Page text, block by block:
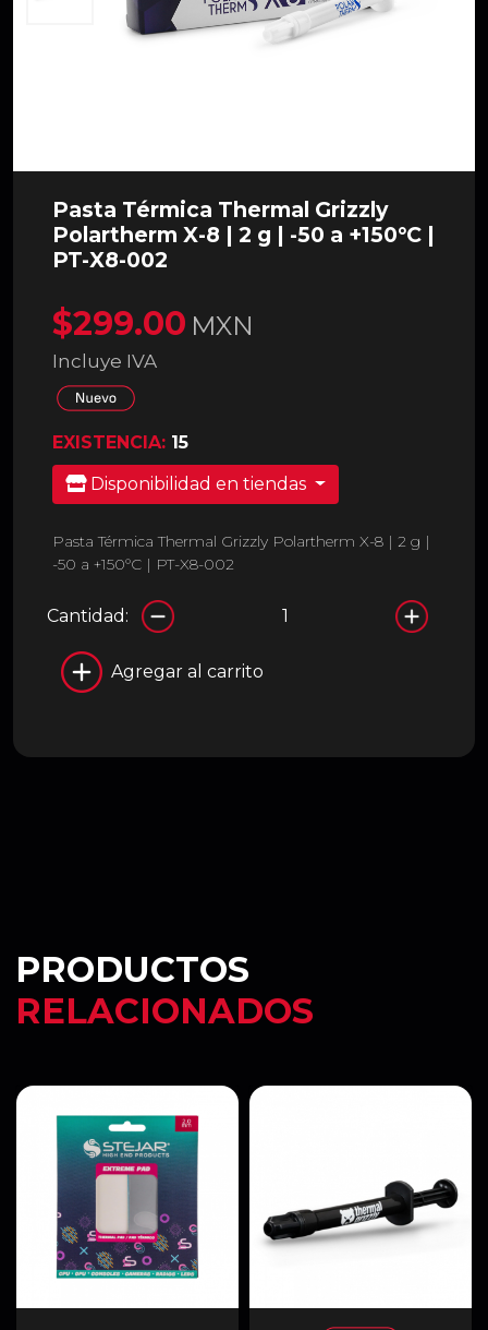
Pasta Térmica Thermal Grizzly
Polartherm X-8 | 2 g | -50 a +150°C |
PT-X8-002
$299.00 MXN
Incluye IVA
EXISTENCIA: 15
Disponibilidad en tiendas
Pasta Térmica Thermal Grizzly Polartherm X-8 | 2 g |
-50 a +150°C | PT-X8-002
Cantidad:
Agregar al carrito
PRODUCTOS
RELACIONADOS